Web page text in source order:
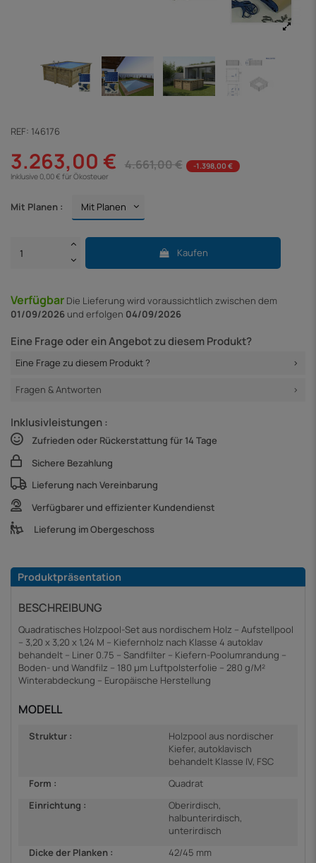
REF: 146176
3.263,00 € 4.661,00 €
-1.398,00 €
Inklusive 0,00 € für Ökosteuer
Mit Planen :
Kaufen
Verfügbar Die Lieferung wird voraussichtlich zwischen dem
01/09/2026 und erfolgen 04/09/2026
Eine Frage oder ein Angebot zu diesem Produkt?
Eine Frage zu diesem Produkt ?
Fragen & Antworten
Inklusivleistungen :
Zufrieden oder Rückerstattung für 14 Tage
Sichere Bezahlung
Lieferung nach Vereinbarung
Verfügbarer und effizienter Kundendienst
Lieferung im Obergeschoss
Produktpräsentation
BESCHREIBUNG
Quadratisches Holzpool-Set aus nordischem Holz – Aufstellpool
– 3,20 x 3,20 x 1,24 M – Kiefernholz nach Klasse 4 autoklav
behandelt – Liner 0.75 – Sandfilter – Kiefern-Poolumrandung –
Boden- und Wandfilz – 180 µm Luftpolsterfolie – 280 g/M²
Winterabdeckung – Europäische Herstellung
MODELL
Struktur :
Holzpool aus nordischer
Kiefer, autoklavisch
behandelt Klasse IV, FSC
Form :
Quadrat
Einrichtung :
Oberirdisch,
halbunterirdisch,
unterirdisch
Dicke der Planken :
42/45 mm